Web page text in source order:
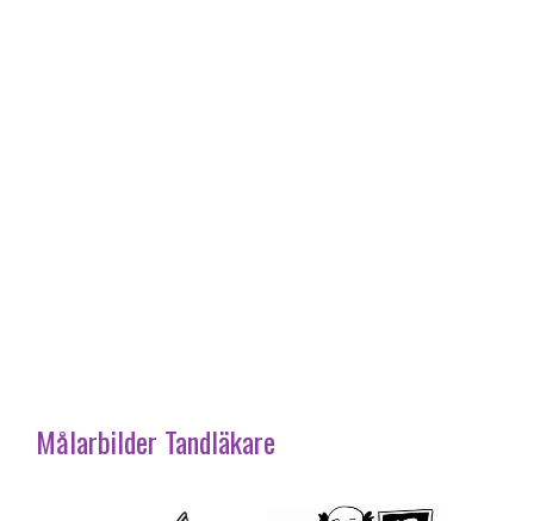
Målarbilder Tandläkare